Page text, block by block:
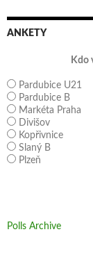
ANKETY
Kdo
Pardubice U21
Pardubice B
Markéta Praha
Divišov
Kopřivnice
Slaný B
Plzeň
Polls Archive